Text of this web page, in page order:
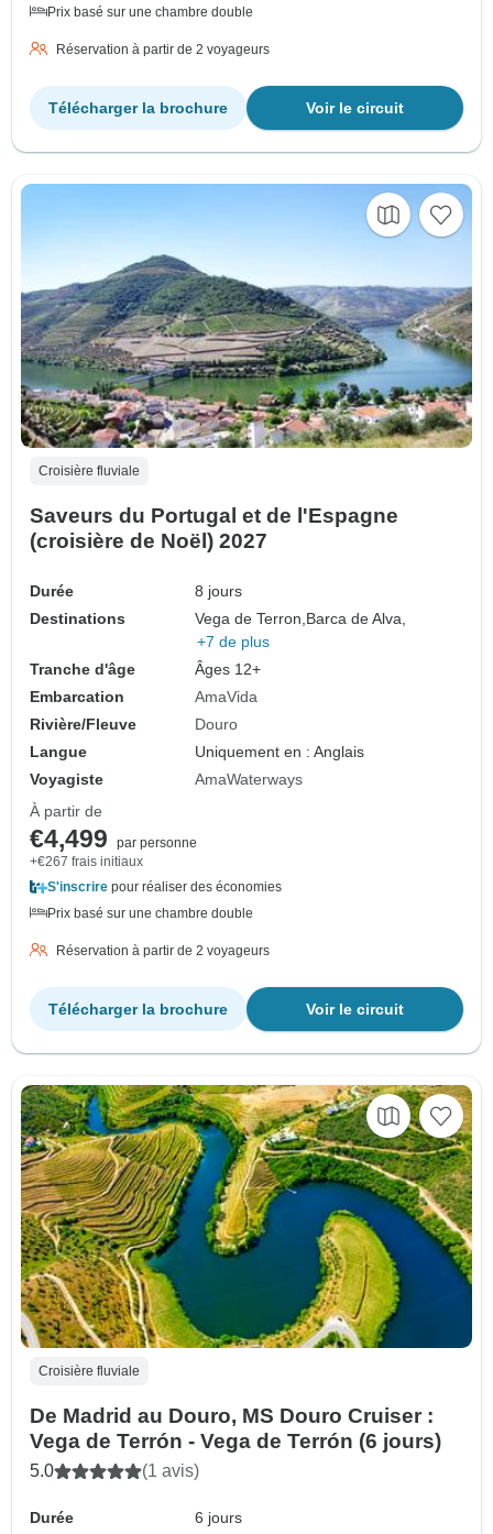
Prix basé sur une chambre double
Réservation à partir de 2 voyageurs
Voir le circuit
Télécharger la brochure
Croisière fluviale
Saveurs du Portugal et de l'Espagne
(croisière de Noël) 2027
Durée
8 jours
Destinations
Vega de Terron, Barca de Alva,
+7 de plus
Tranche d'âge
Âges 12+
Embarcation
AmaVida
Rivière/Fleuve
Douro
Langue
Uniquement en : Anglais
Voyagiste
AmaWaterways
À partir de
€4,499
par personne
+€267 frais initiaux
S'inscrire pour réaliser des économies
Prix basé sur une chambre double
Réservation à partir de 2 voyageurs
Voir le circuit
Télécharger la brochure
Croisière fluviale
De Madrid au Douro, MS Douro Cruiser :
Vega de Terrón - Vega de Terrón (6 jours)
5.0 (1 avis)
Durée
6 jours